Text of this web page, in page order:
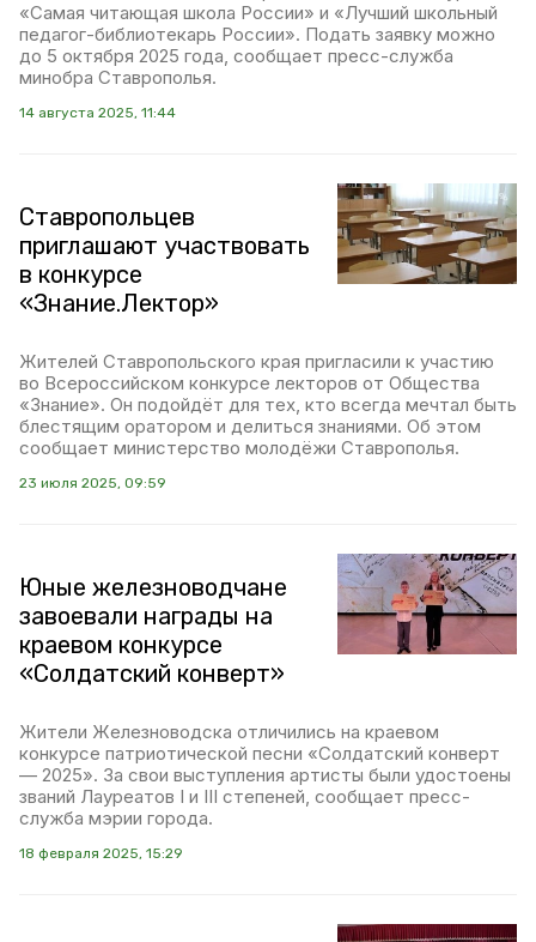
«Самая читающая школа России» и «Лучший школьный
педагог-библиотекарь России». Подать заявку можно
до 5 октября 2025 года, сообщает пресс-служба
минобра Ставрополья.
14 августа 2025, 11:44
Ставропольцев
приглашают участвовать
в конкурсе
«Знание.Лектор»
Жителей Ставропольского края пригласили к участию
во Всероссийском конкурсе лекторов от Общества
«Знание». Он подойдёт для тех, кто всегда мечтал быть
блестящим оратором и делиться знаниями. Об этом
сообщает министерство молодёжи Ставрополья.
23 июля 2025, 09:59
Юные железноводчане
завоевали награды на
краевом конкурсе
«Солдатский конверт»
Жители Железноводска отличились на краевом
конкурсе патриотической песни «Солдатский конверт
— 2025». За свои выступления артисты были удостоены
званий Лауреатов I и III степеней, сообщает пресс-
служба мэрии города.
18 февраля 2025, 15:29